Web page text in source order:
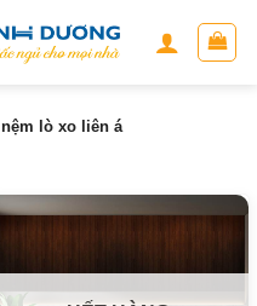
nệm lò xo liên á